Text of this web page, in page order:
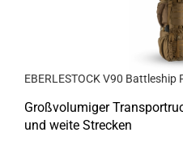
EBERLESTOCK V90
Großvolumiger
und weite Strecken